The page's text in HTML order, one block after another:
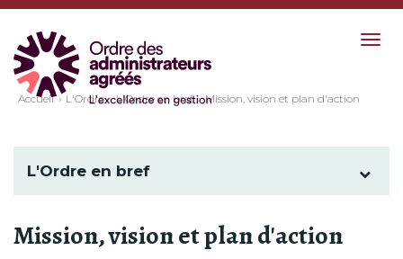
Accueil L'Ordre L'Ordre en bref Mission, vision et plan d'action
L'Ordre en bref
Mission, vision et plan d'action